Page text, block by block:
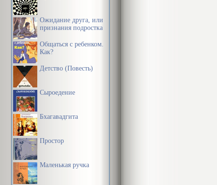
Ожидание друга, или
признания подростка
Общаться с ребенком.
Как?
Детство (Повесть)
Сыроедение
Бхагавадгита
Простор
Маленькая ручка